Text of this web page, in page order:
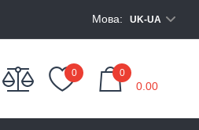
Мова: UK-UA
0 0
0.00